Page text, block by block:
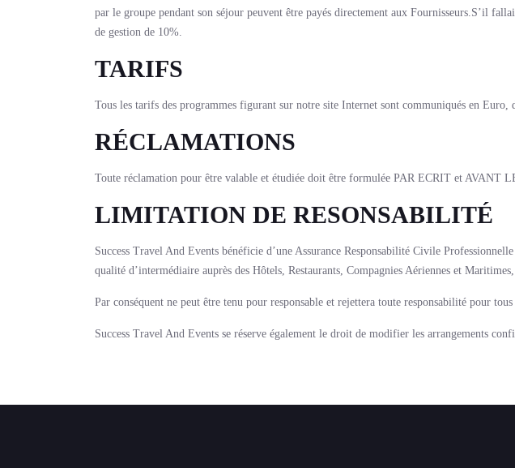
par le groupe pendant son séjour peuvent être payés directement aux Fournisseurs.S’il
de gestion de 10%.
TARIFS
Tous les tarifs des programmes figurant sur notre site Internet sont communiqués en Euro,
RÉCLAMATIONS
Toute réclamation pour être valable et étudiée doit être formulée PAR ECRIT et AVANT
LIMITATION DE RESONSABILITÉ
Success Travel And Events bénéficie d’une Assurance Responsabilité Civile
qualité d’intermédiaire auprès des Hôtels, Restaurants, Compagnies Aériennes et
Par conséquent ne peut être tenu pour responsable et rejettera toute responsabilité pour
Success Travel And Events se réserve également le droit de modifier les arrangements